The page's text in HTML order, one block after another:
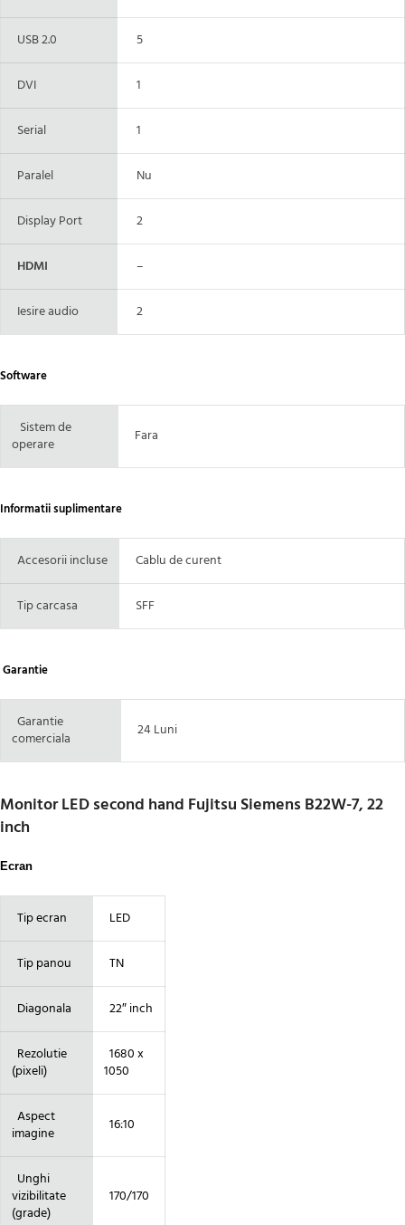
USB 2.0 5
DVI 1
Serial 1
Paralel Nu
Display Port 2
HDMI –
Iesire audio 2
Software
Sistem de
operare
Fara
Informatii suplimentare
Accesorii incluse Cablu de curent
Tip carcasa SFF
Garantie
Garantie
comerciala
24 Luni
Monitor LED second hand Fujitsu Siemens B22W-7, 22
inch
Ecran
Tip ecran LED
Tip panou TN
Diagonala 22″ inch
Rezolutie
(pixeli)
1680 x
1050
Aspect
imagine
16:10
Unghi
vizibilitate
(grade)
170/170